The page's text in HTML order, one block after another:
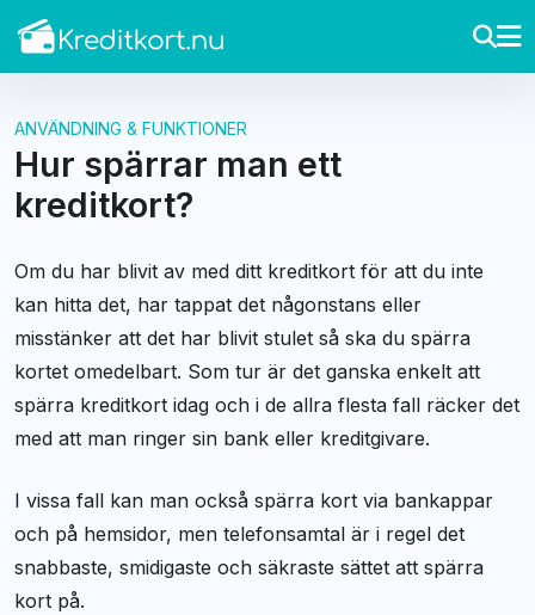
ANVÄNDNING & FUNKTIONER
Hur spärrar man ett
kreditkort?
Om du har blivit av med ditt kreditkort för att du inte
kan hitta det, har tappat det någonstans eller
misstänker att det har blivit stulet så ska du spärra
kortet omedelbart. Som tur är det ganska enkelt att
spärra kreditkort idag och i de allra flesta fall räcker det
med att man ringer sin bank eller kreditgivare.
I vissa fall kan man också spärra kort via bankappar
och på hemsidor, men telefonsamtal är i regel det
snabbaste, smidigaste och säkraste sättet att spärra
kort på.